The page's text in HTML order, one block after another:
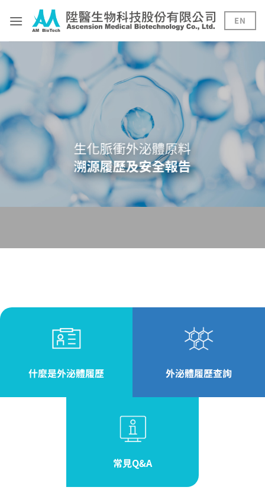
content
EN
生化脈衝外泌體原料
溯源履歷及安全報告
什麼是外泌體履歷 外泌體履歷查詢
常見Q&A